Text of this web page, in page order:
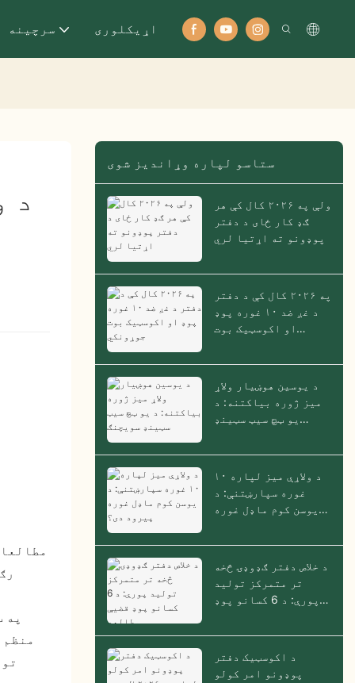
سرچینه اړيکلوری
په
ستاسو لپاره وړاندیز شوی
ولې په ۲۰۲۶ کال کې هر
ګډ کار ځای د دفتر
پوډونو ته اړتیا لري
په ۲۰۲۶ کال کې د دفتر
د غږ ضد ۱۰ غوره پوډ
او اکوسټیک بوت
د یوسین هوښیار ولاړ
میز ژوره بیاکتنه: د
یو ټچ سیټ سټینډ
د ولاړې میز لپاره ۱۰
غوره سپارښتنې: د
یوسن کوم ماډل غوره
د خلاص دفتر ګډوډۍ څخه
تر متمرکز تولید
پورې: د 6 کسانو پوډ
د اکوسټیک دفتر
پوډونو امر کولو